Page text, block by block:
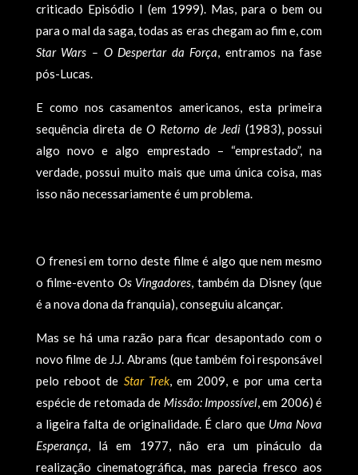
criticado Episódio I (em 1999). Mas, para o bem ou
para o mal da saga, todas as eras chegam ao fim e, com
Star Wars – O Despertar da Força, entramos na fase
pós-Lucas.
E como nos casamentos americanos, esta primeira
sequência direta deO Retorno de Jedi (1983), possui
algo novo e algo emprestado – “emprestado”, na
verdade, possui muito mais que uma única coisa, mas
isso não necessariamente é um problema.
O frenesi em torno deste filme é algo que nem mesmo
o filme-evento Os Vingadores, também da Disney (que
é a nova dona da franquia), conseguiu alcançar.
Mas se há uma razão para ficar desapontado com o
novo filme de J.J. Abrams (que também foi responsável
pelo reboot de Star Trek, em 2009, e por uma certa
espécie de retomada de Missão: Impossível, em 2006) é
a ligeira falta de originalidade. É claro que Uma Nova
Esperança, lá em 1977, não era um pináculo da
realização cinematográfica, mas parecia fresco aos